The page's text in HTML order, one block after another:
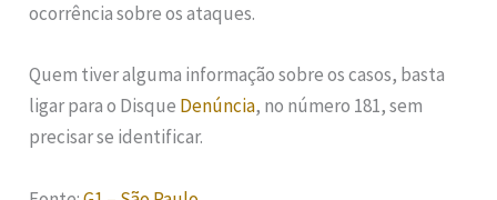
ocorrência sobre os ataques.
Quem tiver alguma informação sobre os casos, basta
ligar para o Disque Denúncia, no número 181, sem
precisar se identificar.